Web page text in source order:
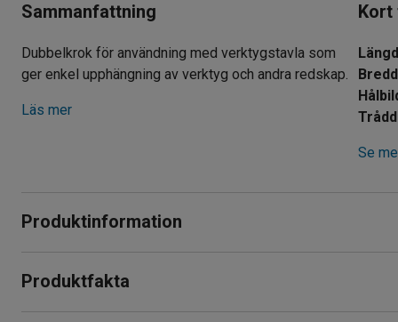
Sammanfattning
Dubbelkrok för användning med verktygstavla som
ger enkel upphängning av verktyg och andra redskap.
Läs mer
Kort
Längd
Bredd
Se
Produktinformation
tillverkade av elförzinkat stål som tål tuffa arbetsmiljöer.
Produktfakta